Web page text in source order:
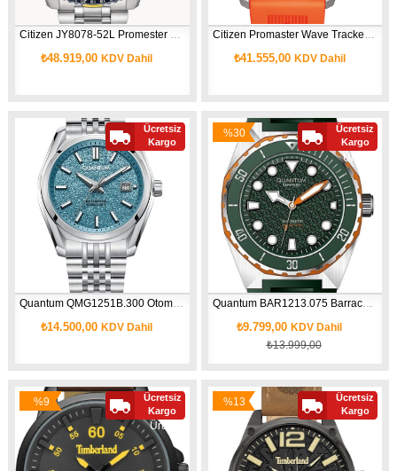
Citizen JY8078-52L Promester Erkek Kol Saati
₺48.919,00 KDV Dahil
Citizen Promaster Wave Tracker Jv3000-13E Eco-Drive Kol Saati
₺41.555,00 KDV Dahil
Quantum QMG1251B.300 Otomatik Erkek Kol Saati
₺14.500,00 KDV Dahil
Ücretsiz
Kargo
Yeni
Quantum BAR1213.075 Barracuda Erkek Kol Saati
₺9.799,00KDV Dahil
₺13.999,00
%30
İndirim
Ücretsiz
Kargo
Yeni
Ürün
%9
İndirim
Ücretsiz
Kargo
Yeni
Ürün
%13
İndirim
Ücretsiz
Kargo
Yeni